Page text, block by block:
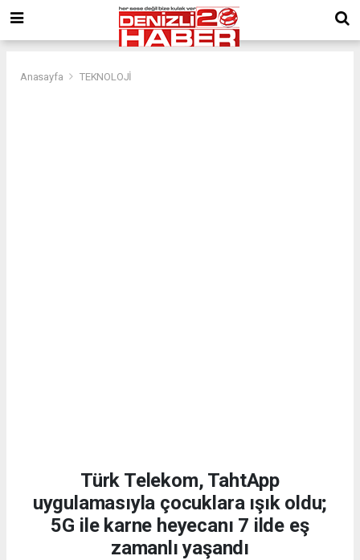
Anasayfa TEKNOLOJİ
Türk Telekom, TahtApp
uygulamasıyla çocuklara ışık oldu;
5G ile karne heyecanı 7 ilde eş
zamanlı yaşandı